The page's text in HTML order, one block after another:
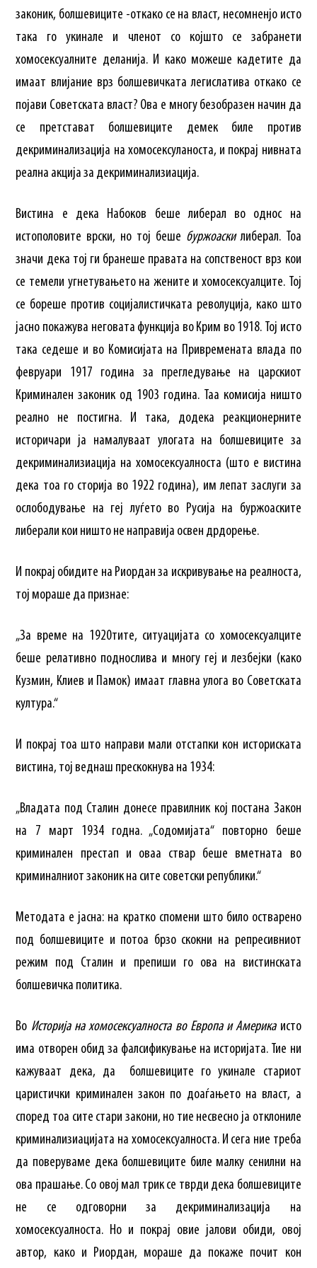
законик, болшевиците -откако се на власт, несомненјо исто
така го укинале и членот со којшто се забранети
хомосексуалните деланија. И како можеше кадетите да
имаат влијание врз болшевичката легислатива откако се
појави Советската власт? Ова е многу безобразен начин да
се претстават болшевиците демек биле против
декриминализација на хомосексуланоста, и покрај нивната
реална акција за декриминализиација.
Вистина е дека Набоков беше либерал во однос на
истополовите врски, но тој беше буржоаскилиберал. Тоа
значи дека тој ги бранеше правата на сопственост врз кои
се темели угнетувањето на жените и хомосексуалците. Тој
се бореше против социјалистичката револуција, како што
јасно покажува неговата функција во Крим во 1918. Тој исто
така седеше и во Комисијата на Привремената влада по
февруари 1917 година за прегледување на царскиот
Криминален законик од 1903 година. Таа комисија ништо
реално не постигна. И така, додека реакционерните
историчари ја намалуваат улогата на болшевиците за
декриминализиација на хомосексуалноста (што е вистина
дека тоа го сторија во 1922 година), им лепат заслуги за
ослободување на геј луѓето во Русија на буржоаските
либерали кои ништо не направија освен дрдорење.
И покрај обидите на Риордан за искривување на реалноста,
тој мораше да признае:
„За време на 1920тите, ситуацијата со хомосексуалците
беше релативно поднослива и многу геј и лезбејки (како
Кузмин, Клиев и Памок) имаат главна улога во Советската
култура.“
И покрај тоа што направи мали отстапки кон историската
вистина, тој веднаш прескокнува на 1934:
„Владата под Сталин донесе правилник кој постана Закон
на 7 март 1934 годна. „Содомијата“ повторно беше
криминален престап и оваа ствар беше вметната во
криминалниот законик на сите советски републики.“
Методата е јасна: на кратко спомени што било остварено
под болшевиците и потоа брзо скокни на репресивниот
режим под Сталин и препиши го ова на вистинската
болшевичка политика.
Во Историја на хомосексуалноста во Европа и Америка исто
има отворен обид за фалсификување на историјата. Тие ни
кажуваат дека, да болшевиците го укинале стариот
царистички криминален закон по доаѓањето на власт, а
според тоа сите стари закони, но тие несвесно ја отклониле
криминализиацијата на хомосексуалноста. И сега ние треба
да поверуваме дека болшевиците биле малку сенилни на
ова прашање. Со овој мал трик се тврди дека болшевиците
не се одговорни за декриминализација на
хомосексуалноста. Но и покрај овие јалови обиди, овој
автор, како и Риордан, мораше да покаже почит кон